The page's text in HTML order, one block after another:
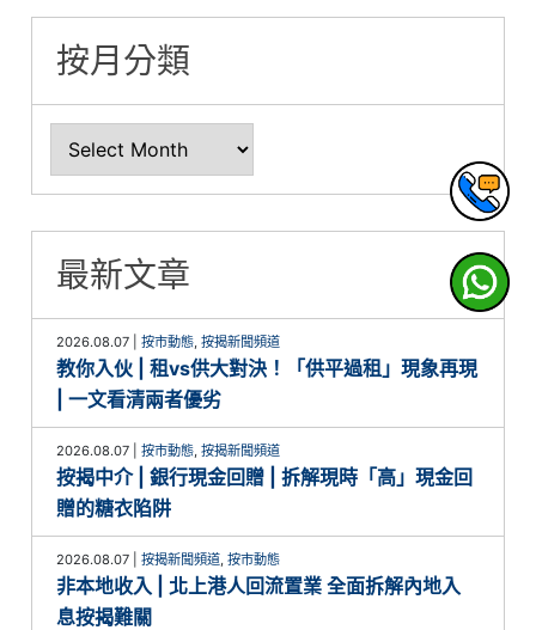
按月分類
最新文章
2026.08.07 |按市動態,按揭新聞頻道
教你入伙 | 租vs供大對決！「供平過租」現象再現
| 一文看清兩者優劣
2026.08.07 |按市動態,按揭新聞頻道
按揭中介 | 銀行現金回贈 | 拆解現時「高」現金回
贈的糖衣陷阱
2026.08.07 |按揭新聞頻道,按市動態
非本地收入 | 北上港人回流置業 全面拆解內地入
息按揭難關